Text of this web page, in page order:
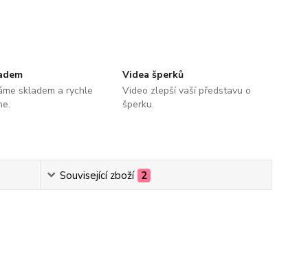
skladem a rychle
Videa šperků
Video zlepší vaší představu o
šperku.
Související zboží 2